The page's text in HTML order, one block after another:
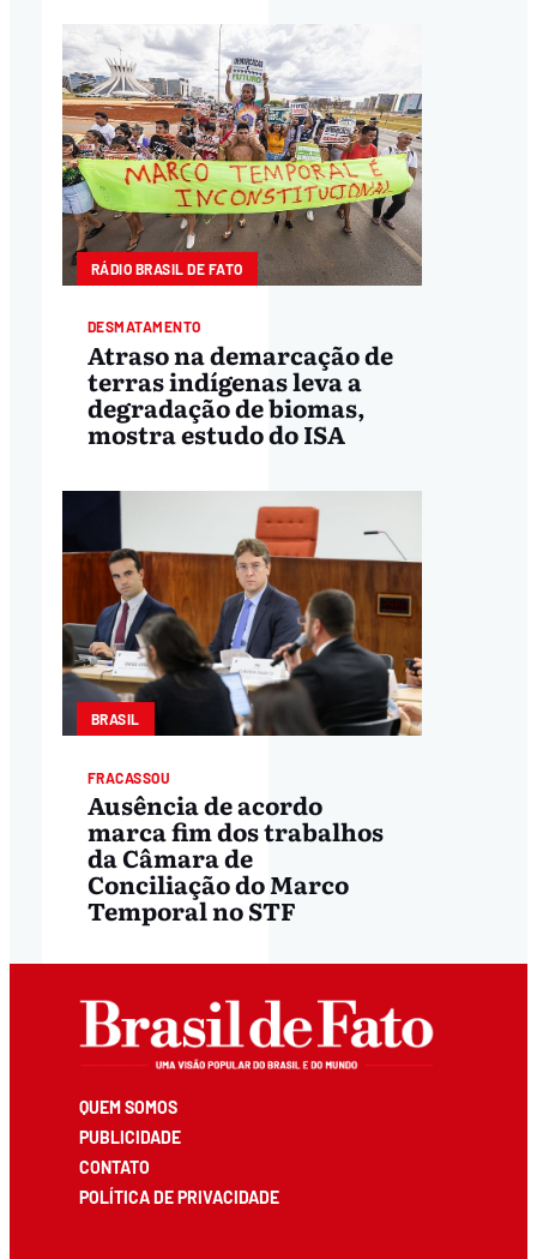
RÁDIO BRASIL DE FATO
DESMATAMENTO
Atraso na demarcação de
terras indígenas leva a
degradação de biomas,
mostra estudo do ISA
BRASIL
FRACASSOU
Ausência de acordo
marca fim dos trabalhos
da Câmara de
Conciliação do Marco
Temporal no STF
QUEM SOMOS
PUBLICIDADE
CONTATO
POLÍTICA DE PRIVACIDADE